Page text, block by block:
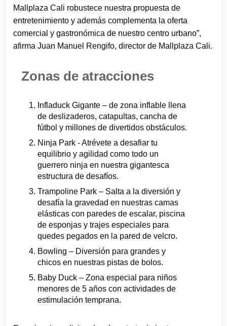
Mallplaza Cali robustece nuestra propuesta de
entretenimiento y además complementa la oferta
comercial y gastronómica de nuestro centro urbano”,
afirma Juan Manuel Rengifo, director de Mallplaza Cali.
Zonas de atracciones
Infladuck Gigante – de zona inflable llena
de deslizaderos, catapultas, cancha de
fútbol y millones de divertidos obstáculos.
Ninja Park - Atrévete a desafiar tu
equilibrio y agilidad como todo un
guerrero ninja en nuestra gigantesca
estructura de desafíos.
Trampoline Park – Salta a la diversión y
desafía la gravedad en nuestras camas
elásticas con paredes de escalar, piscina
de esponjas y trajes especiales para
quedes pegados en la pared de velcro.
Bowling – Diversión para grandes y
chicos en nuestras pistas de bolos.
Baby Duck – Zona especial para niños
menores de 5 años con actividades de
estimulación temprana.